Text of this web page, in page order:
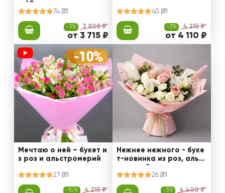
и 60 см
74
-3% 3 808 ₽
от 3 715 ₽
45
-3% 4 215 ₽
от 4 110 ₽
Мечтаю о ней – букет и
з роз и альстромерий
27
-10% 4 215 ₽
Нежнее нежного - буке
т-новинка из роз, альст
ромерий и калл
26
-3% 4 400 ₽